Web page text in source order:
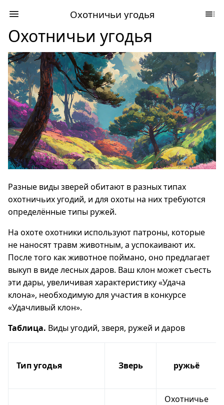
Охотничьи угодья
Охотничьи угодья
Разные виды зверей обитают в разных типах
охотничьих угодий, и для охоты на них требуются
определённые типы ружей.
На охоте охотники используют патроны, которые
не наносят травм животным, а успокаивают их.
После того как животное поймано, оно предлагает
выкуп в виде лесных даров. Ваш клон может съесть
эти дары, увеличивая характеристику «Удача
клона», необходимую для участия в конкурсе
«Удачливый клон».
Таблица. Виды угодий, зверя, ружей и даров
Тип угодья Зверь ружьё
Охотничье